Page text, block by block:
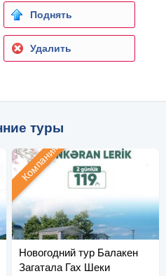
Поднять
Удалить
туры
Новогодний тур Балакен
Загатала Гах Шеки
Компания